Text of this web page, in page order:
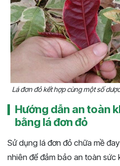
Lá đơn đỏ kết hợp cùng một số
Hướng dẫn an toàn
bằng lá đơn đỏ
Sử dụng lá đơn đỏ chữa mề
nhiên để đảm bảo an toàn sức